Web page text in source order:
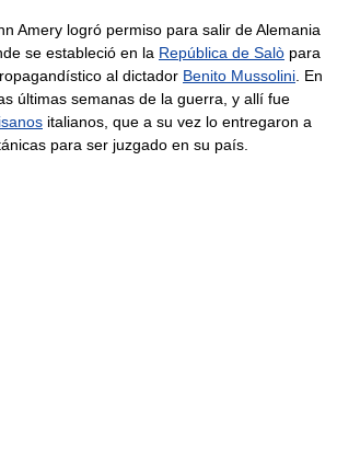
Amery logró permiso para salir de Alemania
se estableció en la República de Salò para
al dictador Benito Mussolini . En
últimas semanas de la guerra, y allí fue
italianos, que a su vez lo entregaron a
para ser juzgado en su país.